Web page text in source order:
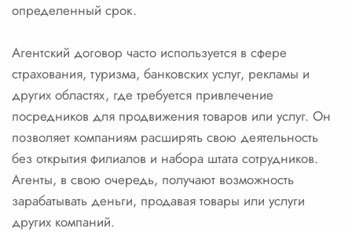
определенный срок.
Агентский договор часто используется в сфере
страхования, туризма, банковских услуг, рекламы и
других областях, где требуется привлечение
посредников для продвижения товаров или услуг. Он
позволяет компаниям расширять свою деятельность
без открытия филиалов и набора штата сотрудников.
Агенты, в свою очередь, получают возможность
зарабатывать деньги, продавая товары или услуги
других компаний.